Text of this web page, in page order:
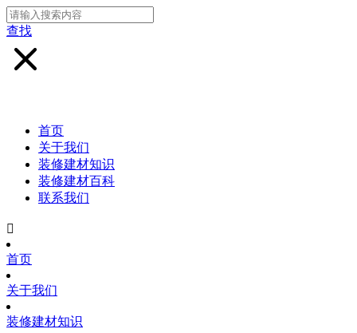
查找
首页
关于我们
装修建材知识
装修建材百科
联系我们

首页
关于我们
装修建材知识